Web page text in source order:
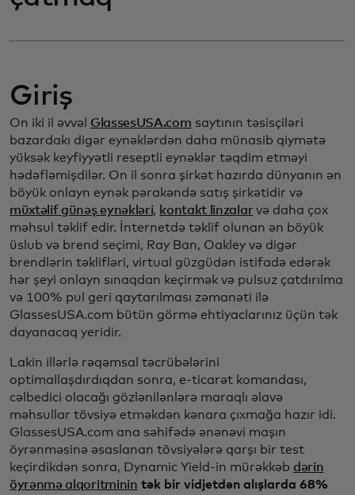
Giriş
On iki il əvvəl GlassesUSA.com saytının təsisçiləri
bazardakı digər eynəklərdən daha münasib qiymətə
yüksək keyfiyyətli reseptli eynəklər təqdim etməyi
hədəfləmişdilər. On il sonra şirkət hazırda dünyanın ən
böyük onlayn eynək pərakəndə satış şirkətidir və
müxtəlif günəş eynəkləri, kontakt linzalarvə daha çox
məhsul təklif edir. İnternetdə təklif olunan ən böyük
üslub və brend seçimi, Ray Ban, Oakley və digər
brendlərin təklifləri, virtual güzgüdən istifadə edərək
hər şeyi onlayn sınaqdan keçirmək və pulsuz çatdırılma
və 100% pul geri qaytarılması zəmanəti ilə
GlassesUSA.com bütün görmə ehtiyaclarınız üçün tək
dayanacaq yeridir.
Lakin illərlə rəqəmsal təcrübələrini
optimallaşdırdıqdan sonra, e-ticarət komandası,
cəlbedici olacağı gözlənilənlərə maraqlı əlavə
məhsullar tövsiyə etməkdən kənara çıxmağa hazır idi.
GlassesUSA.com ana səhifədə ənənəvi maşın
öyrənməsinə əsaslanan tövsiyələrə qarşı bir test
keçirdikdən sonra, Dynamic Yield-in mürəkkəb dərin
öyrənmə alqoritminin tək bir vidjetdən alışlarda 68%